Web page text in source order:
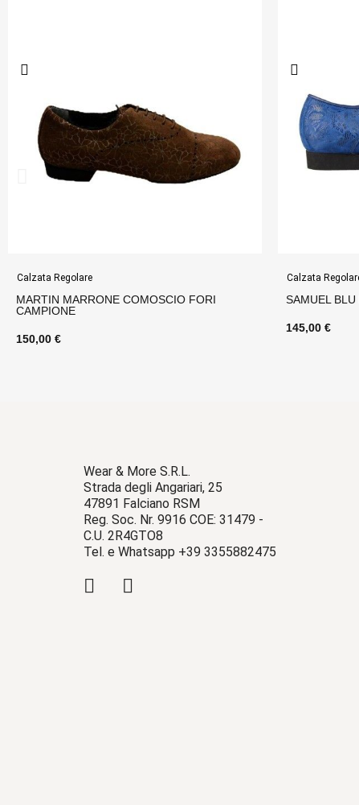
Calzata Regolare
SAMUEL BLU ELETTRICO
Wear & More S.R.L.
Strada degli Angariari, 25
47891 Falciano RSM
Reg. Soc. Nr. 9916 COE: 31479 -
C.U. 2R4GTO8
Tel. e Whatsapp +39 3355882475